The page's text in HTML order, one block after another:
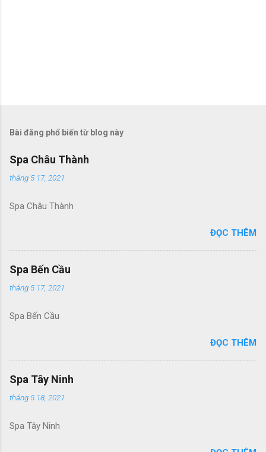
Bài đăng phổ biến từ blog này
Spa Châu Thành
tháng 5 17, 2021
Spa Châu Thành
ĐỌC THÊM
Spa Bến Cầu
tháng 5 17, 2021
Spa Bến Cầu
ĐỌC THÊM
Spa Tây Ninh
tháng 5 18, 2021
Spa Tây Ninh